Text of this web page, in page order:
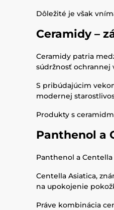
Dôležité je však
Ceramidy –
Ceramidy patria
súdržnosť ochrannej
S pribúdajúcim
modernej
Produkty s
Panthenol a
Panthenol a
Centella Asiatica,
na upokojenie
Práve kombinácia